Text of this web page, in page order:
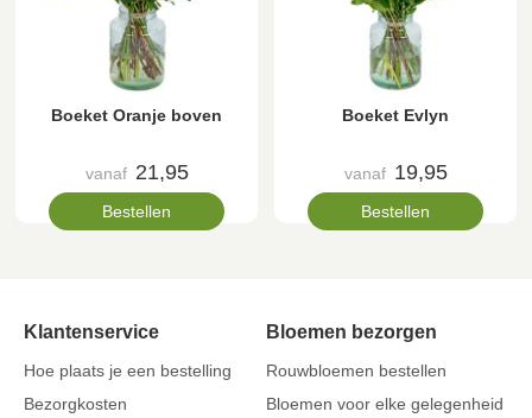
Boeket Oranje boven
vanaf 21,95
Bestellen
Boeket Evlyn
vanaf 19,95
Bestellen
Klantenservice
Hoe plaats je een bestelling
Bezorgkosten
Bloemen bezorgen
Rouwbloemen bestellen
Bloemen voor elke gelegenheid